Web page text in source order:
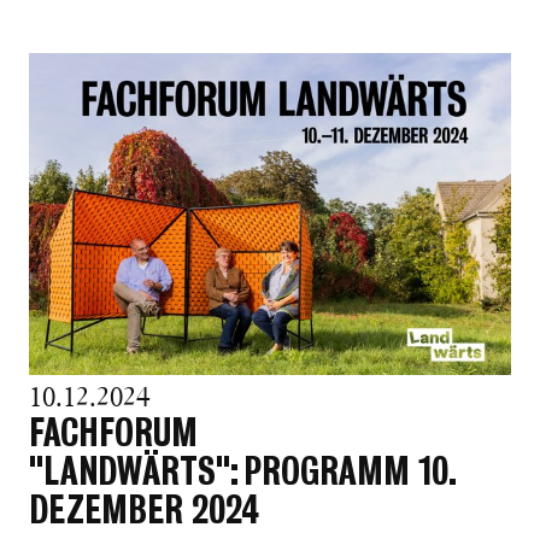
10.12.2024
FACHFORUM
"LANDWÄRTS": PROGRAMM 10.
DEZEMBER 2024